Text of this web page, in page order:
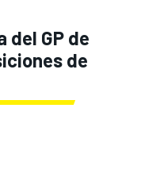
del GP de
de